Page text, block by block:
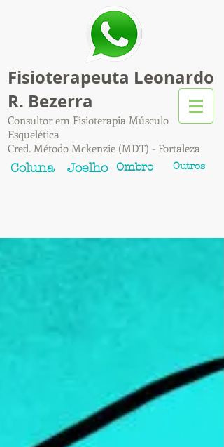
Fisioterapeuta Leonardo
R. Bezerra
Consultor em Fisioterapia Músculo
Esquelética
Cred. Método Mckenzie (MDT) - Fortaleza
Coluna Joelho Ombro Outros